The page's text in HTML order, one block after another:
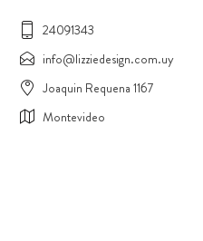
24091343
info@lizziedesign.com.uy
Joaquin Requena 1167
Montevideo